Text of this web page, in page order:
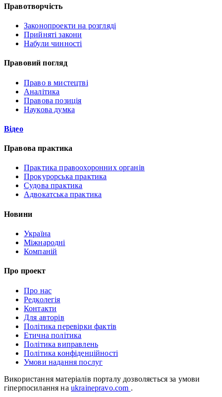
Правотворчість
Законопроекти на розгляді
Прийняті закони
Набули чинності
Правовий погляд
Право в мистецтві
Аналітика
Правова позиція
Наукова думка
Відео
Правова практика
Практика правоохоронних органів
Прокурорська практика
Судова практика
Адвокатська практика
Новини
Україна
Міжнародні
Компаній
Про проект
Про нас
Редколегія
Контакти
Для авторів
Політика перевірки фактів
Етична політика
Політика виправлень
Політика конфіденційності
Умови надання послуг
Використання матеріалів порталу дозволяється за умови
гіперпосилання на ukrainepravo.com .